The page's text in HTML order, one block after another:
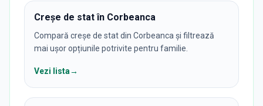
Creșe de stat în Corbeanca
Compară creșe de stat din Corbeanca și filtrează
mai ușor opțiunile potrivite pentru familie.
Vezi lista→